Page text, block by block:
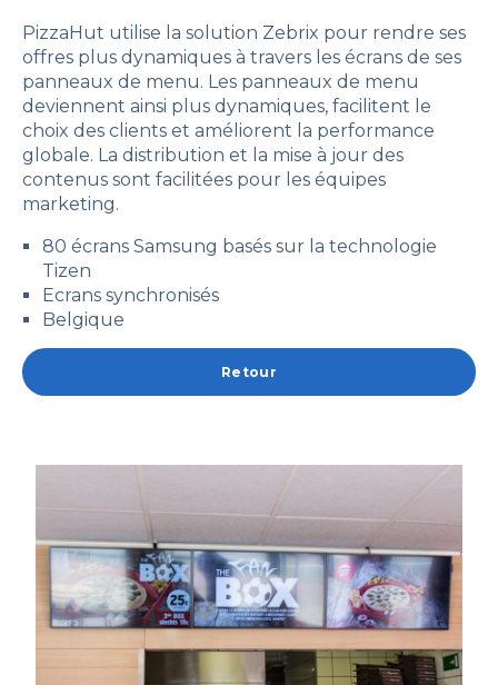
PizzaHut utilise la solution Zebrix pour rendre ses
offres plus dynamiques à travers les écrans de ses
panneaux de menu. Les panneaux de menu
deviennent ainsi plus dynamiques, facilitent le
choix des clients et améliorent la performance
globale. La distribution et la mise à jour des
contenus sont facilitées pour les équipes
marketing.
80 écrans Samsung basés sur la technologie
Tizen
Ecrans synchronisés
Belgique
Retour